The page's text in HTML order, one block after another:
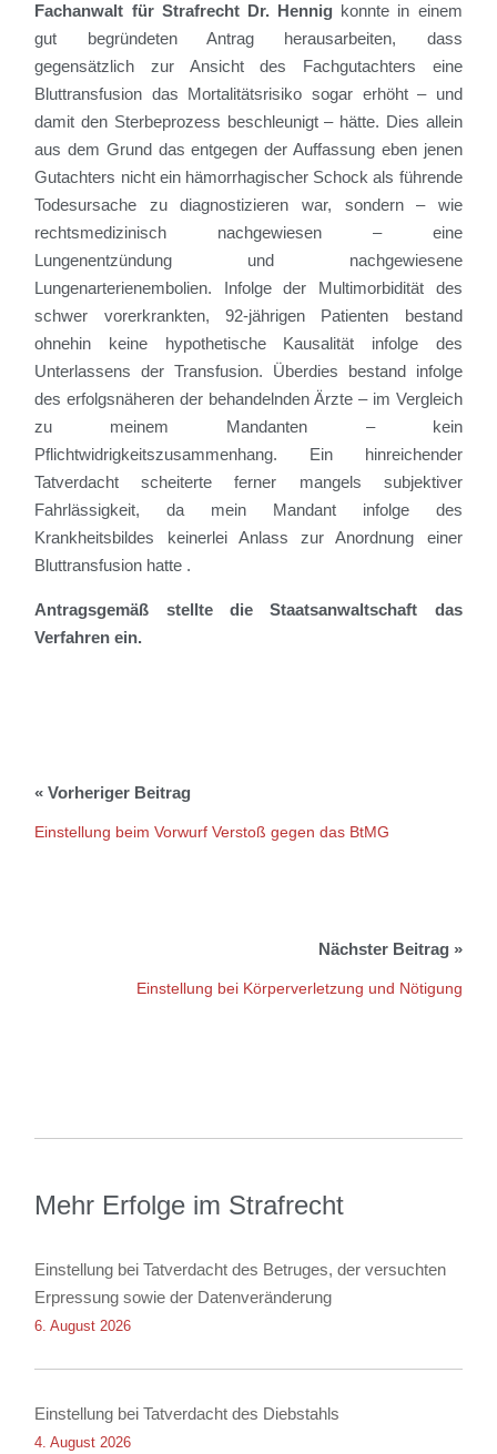
Fachanwalt für Strafrecht Dr. Hennig konnte in einem
gut begründeten Antrag herausarbeiten, dass
gegensätzlich zur Ansicht des Fachgutachters eine
Bluttransfusion das Mortalitätsrisiko sogar erhöht – und
damit den Sterbeprozess beschleunigt – hätte. Dies allein
aus dem Grund das entgegen der Auffassung eben jenen
Gutachters nicht ein hämorrhagischer Schock als führende
Todesursache zu diagnostizieren war, sondern – wie
rechtsmedizinisch nachgewiesen – eine
Lungenentzündung und nachgewiesene
Lungenarterienembolien. Infolge der Multimorbidität des
schwer vorerkrankten, 92-jährigen Patienten bestand
ohnehin keine hypothetische Kausalität infolge des
Unterlassens der Transfusion. Überdies bestand infolge
des erfolgsnäheren der behandelnden Ärzte – im Vergleich
zu meinem Mandanten – kein
Pflichtwidrigkeitszusammenhang. Ein hinreichender
Tatverdacht scheiterte ferner mangels subjektiver
Fahrlässigkeit, da mein Mandant infolge des
Krankheitsbildes keinerlei Anlass zur Anordnung einer
Bluttransfusion hatte .
Antragsgemäß stellte die Staatsanwaltschaft das
Verfahren ein.
Einstellung beim Vorwurf Verstoß gegen das BtMG
Einstellung bei Körperverletzung und Nötigung
Mehr Erfolge im Strafrecht
Einstellung bei Tatverdacht des Betruges, der versuchten
Erpressung sowie der Datenveränderung
6. August 2026
Einstellung bei Tatverdacht des Diebstahls
4. August 2026